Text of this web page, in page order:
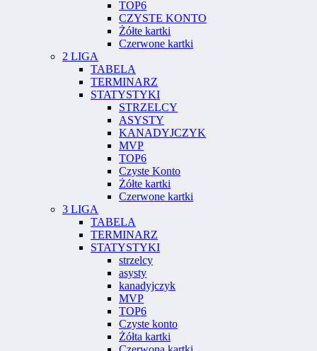
TOP6
CZYSTE KONTO
Żółte kartki
Czerwone kartki
2 LIGA
TABELA
TERMINARZ
STATYSTYKI
STRZELCY
ASYSTY
KANADYJCZYK
MVP
TOP6
Czyste Konto
Żółte kartki
Czerwone kartki
3 LIGA
TABELA
TERMINARZ
STATYSTYKI
strzelcy
asysty
kanadyjczyk
MVP
TOP6
Czyste konto
Żółta kartki